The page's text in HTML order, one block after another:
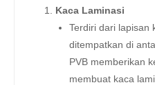
Kaca Laminasi
Terdiri dari lapisan
ditempatkan di
PVB memberikan
membuat kaca